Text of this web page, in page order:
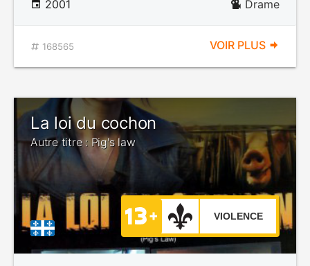
2001 Drame
168565 VOIR PLUS
La loi du cochon
Autre titre : Pig's law
VIOLENCE